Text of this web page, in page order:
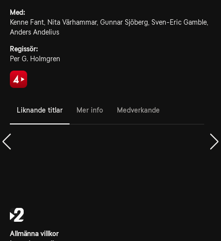
Med:
Kenne Fant, Nita Värhammar, Gunnar Sjöberg, Sven-Eric Gamble,
Anders Andelius
Regissör:
Per G. Holmgren
Liknande titlar Mer info Medverkande
Allmänna villkor